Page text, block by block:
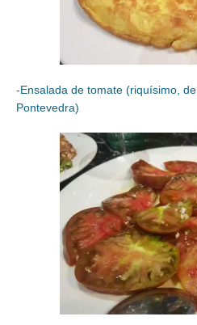
-Ensalada de tomate (riquísimo, de
Pontevedra)